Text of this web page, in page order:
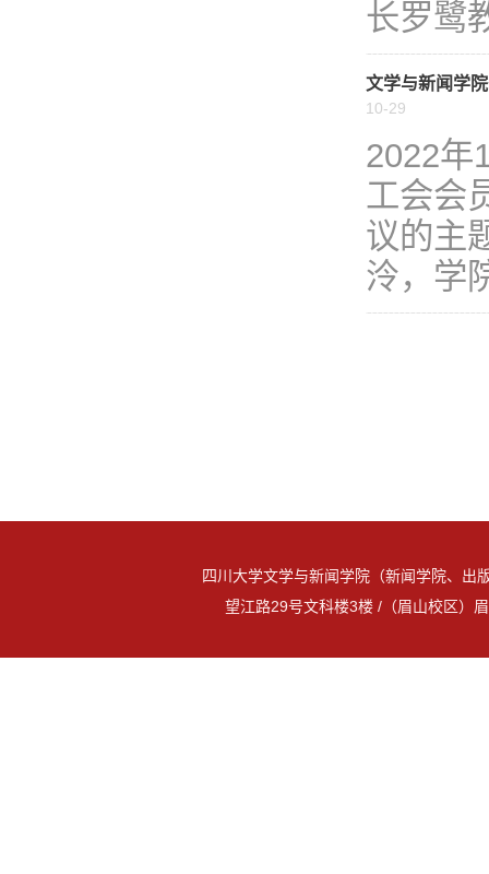
长罗鹭
文学与新闻学
10-29
2022年
工会会
议的主
泠，学
四川大学文学与新闻学院（新闻学院、
望江路29号文科楼3楼 /（眉山校区